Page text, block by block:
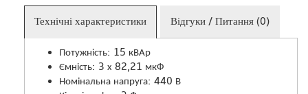
Технічні характеристики Відгуки / Питання (0)
Потужність: 15 кВАр
Ємність: 3 х 82,21 мкФ
Номінальна напруга: 440 В